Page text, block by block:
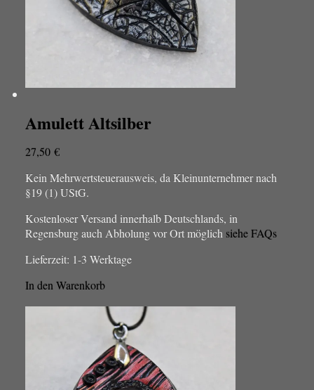
Amulett Altsilber
27,50 €
Kein Mehrwertsteuerausweis, da Kleinunternehmer nach
§19 (1) UStG.
Kostenloser Versand innerhalb Deutschlands, in
Regensburg auch Abholung vor Ort möglich siehe FAQs
Lieferzeit: 1-3 Werktage
In den Warenkorb